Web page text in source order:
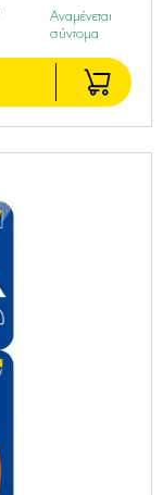
Αναμένεται
σύντομα